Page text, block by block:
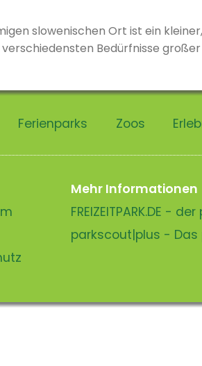
slowenischen Ort ist ein
Bedürfnisse großer
Ferienparks Zoos
Mehr Informationen
FREIZEITPARK.DE -
parkscout|plus -